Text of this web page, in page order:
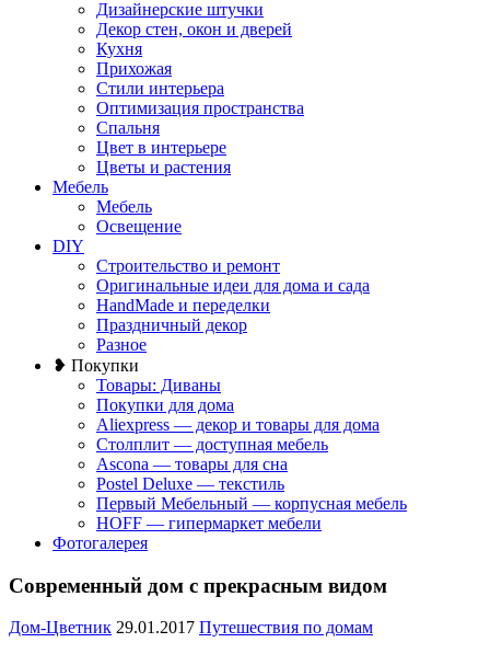
Дизайнерские штучки
Декор стен, окон и дверей
Кухня
Прихожая
Стили интерьера
Оптимизация пространства
Спальня
Цвет в интерьере
Цветы и растения
Мебель
Мебель
Освещение
DIY
Строительство и ремонт
Оригинальные идеи для дома и сада
HandMade и переделки
Праздничный декор
Разное
❥ Покупки
Товары: Диваны
Покупки для дома
Aliexpress — декор и товары для дома
Столплит — доступная мебель
Ascona — товары для сна
Postel Deluxe — текстиль
Первый Мебельный — корпусная мебель
HOFF — гипермаркет мебели
Фотогалерея
Cовременный дом с прекрасным видом
Дом-Цветник 29.01.2017 Путешествия по домам